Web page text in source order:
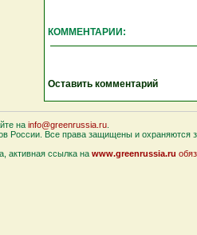
КОММЕНТАРИИ:
Оставить комментарий
на info@greenrussia.ru
России. Все права защищены и охраняются
активная ссылка на www.greenrussia.ru